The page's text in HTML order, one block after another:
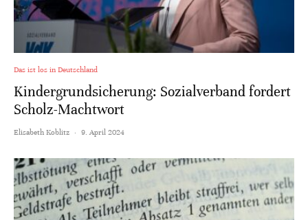
Das ist los in Deutschland
Kindergrundsicherung: Sozialverband fordert
Scholz-Machtwort
Elisabeth Koblitz · 9. April 2024